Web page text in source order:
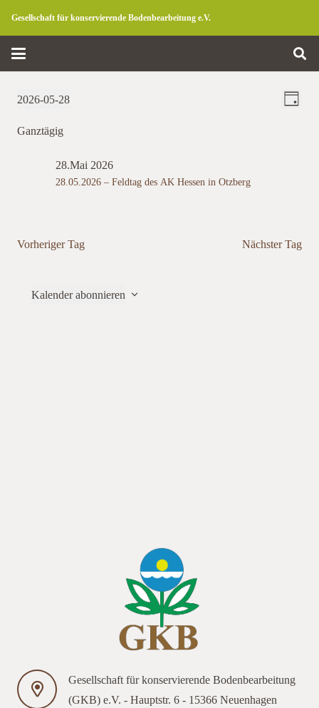
Gesellschaft für konservierende Bodenbearbeitung e.V.
Veranstaltungen
28.
Tag
2026-05-28
wählen.
Ganztägig
28.05.2026 – Feldtag des AK Hessen in Otzberg
28.Mai 2026
Vorheriger Tag Nächster Tag
Kalender abonnieren
Gesellschaft für konservierende Bodenbearbeitung
(GKB) e.V. - Hauptstr. 6 - 15366 Neuenhagen